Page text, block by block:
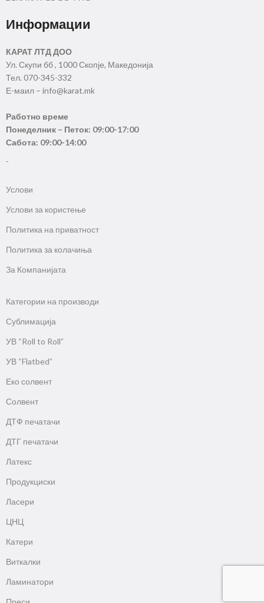
Информации
КАРАТ ЛТД ДОО
Ул. Скупи бб , 1000 Скопје, Македонија
Тел. 070-345-332
Е-маил – info@karat.mk
Работно време
Понеделник – Петок: 09:00-17:00
Сабота: 09:00-14:00
-
Услови
Услови за користење
Политика на приватност
Политика за колачиња
За Компанијата
Категории на производи
Сублимација
УВ “Roll to Roll”
УВ “Flatbed”
Еко солвент
Солвент
ДТФ печатачи
ДТГ печатачи
Латекс
Продукциски
Ласери
ЦНЦ
Катери
Виткалки
Ламинатори